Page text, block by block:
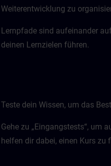
Weiterentwicklung zu
Lernpfade sind aufeinander
deinen Lernzielen führen.
Teste dein Wissen, um das
Gehe zu „Eingangstests“, um
helfen dir dabei, einen Kurs zu